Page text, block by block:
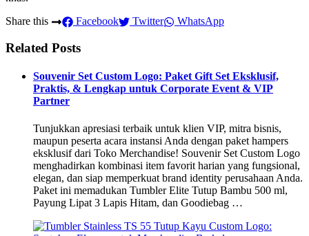
Share this
Facebook Twitter WhatsApp
Related Posts
Souvenir Set Custom Logo: Paket Gift Set Eksklusif,
Praktis, & Lengkap untuk Corporate Event & VIP
Partner
Tunjukkan apresiasi terbaik untuk klien VIP, mitra bisnis,
maupun peserta acara instansi Anda dengan paket hampers
eksklusif dari Toko Merchandise! Souvenir Set Custom Logo
menghadirkan kombinasi item favorit harian yang fungsional,
elegan, dan siap memperkuat brand identity perusahaan Anda.
Paket ini memadukan Tumbler Elite Tutup Bambu 500 ml,
Payung Lipat 3 Lapis Hitam, dan Goodiebag …